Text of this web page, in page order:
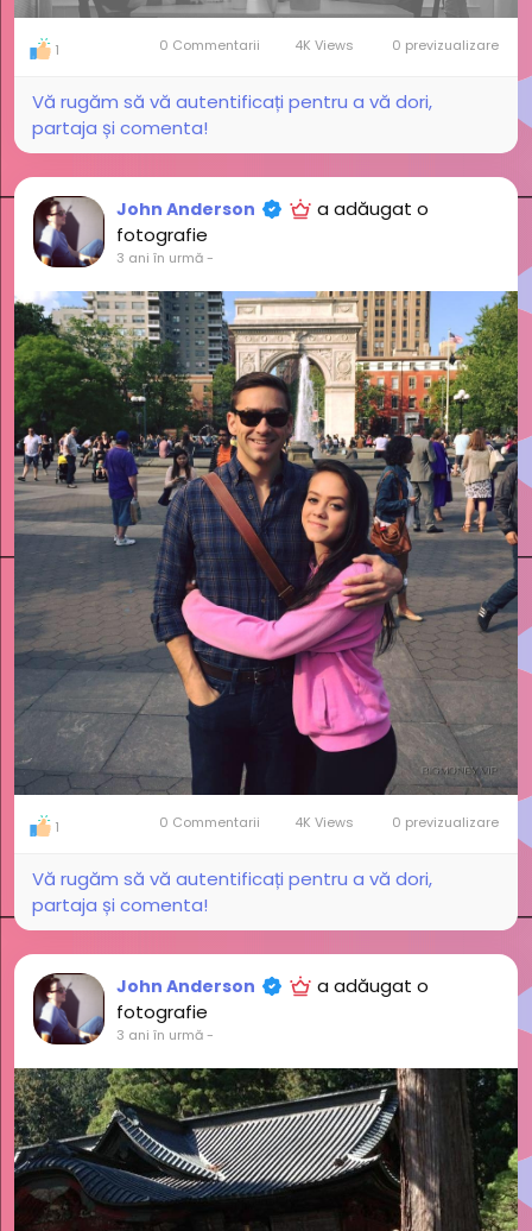
1 0 Commentarii 4K Views 0 previzualizare
Vă rugăm să vă autentificați pentru a vă dori,
partaja și comenta!
John Anderson
a adăugat o
fotografie
3 ani în urmă-
1 0 Commentarii 4K Views 0 previzualizare
Vă rugăm să vă autentificați pentru a vă dori,
partaja și comenta!
John Anderson
a adăugat o
fotografie
3 ani în urmă-